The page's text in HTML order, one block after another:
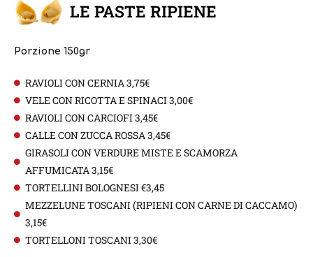
LE PASTE RIPIENE
Porzione 150gr
RAVIOLI CON CERNIA 3,75€
VELE CON RICOTTA E SPINACI 3,00€
RAVIOLI CON CARCIOFI 3,45€
CALLE CON ZUCCA ROSSA 3,45€
GIRASOLI CON VERDURE MISTE E SCAMORZA
AFFUMICATA 3,15€
TORTELLINI BOLOGNESI €3,45
MEZZELUNE TOSCANI (RIPIENI CON CARNE DI CACCAMO)
3,15€
TORTELLONI TOSCANI 3,30€